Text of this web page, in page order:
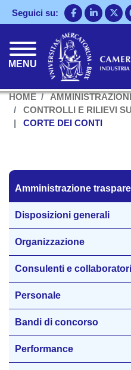
Seguici su:
MENU
HOME
CONTROLLI E RILIEVI
CORTE DEI CONTI
Amministrazione
Amministrazione
Disposizioni generali
Organizzazione
Consulenti e collaboratori
Personale
Bandi di concorso
Performance